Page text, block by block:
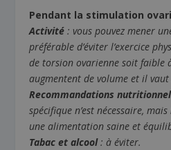
Pendant la stimulation
Activité: vous pouvez mener
préférable d’éviter l’exercice
de torsion ovarienne soit faible
augmentent de volume et il
Recommandations
spécifique n’est nécessaire,
une alimentation saine et
Tabac et alcool: à éviter.